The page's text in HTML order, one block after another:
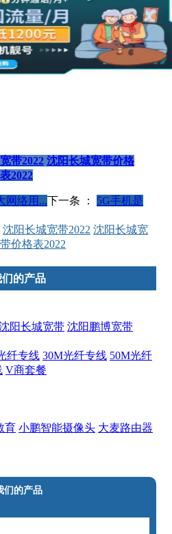
带2022 沈阳长城宽带价格
2022
网络用...下一条 ：
5G手机是
沈阳长城宽带2022 沈阳长城宽
价格表2022
们的产品
阳长城宽带 沈阳鹏博宽带
纤专线 30M光纤专线 50M光纤
V商套餐
育 小鹏智能摄像头 大麦路由器
们的产品